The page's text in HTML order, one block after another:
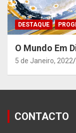
DESTAQUE
O Mundo Em
5 de Janeiro, 2022
CONTACTO